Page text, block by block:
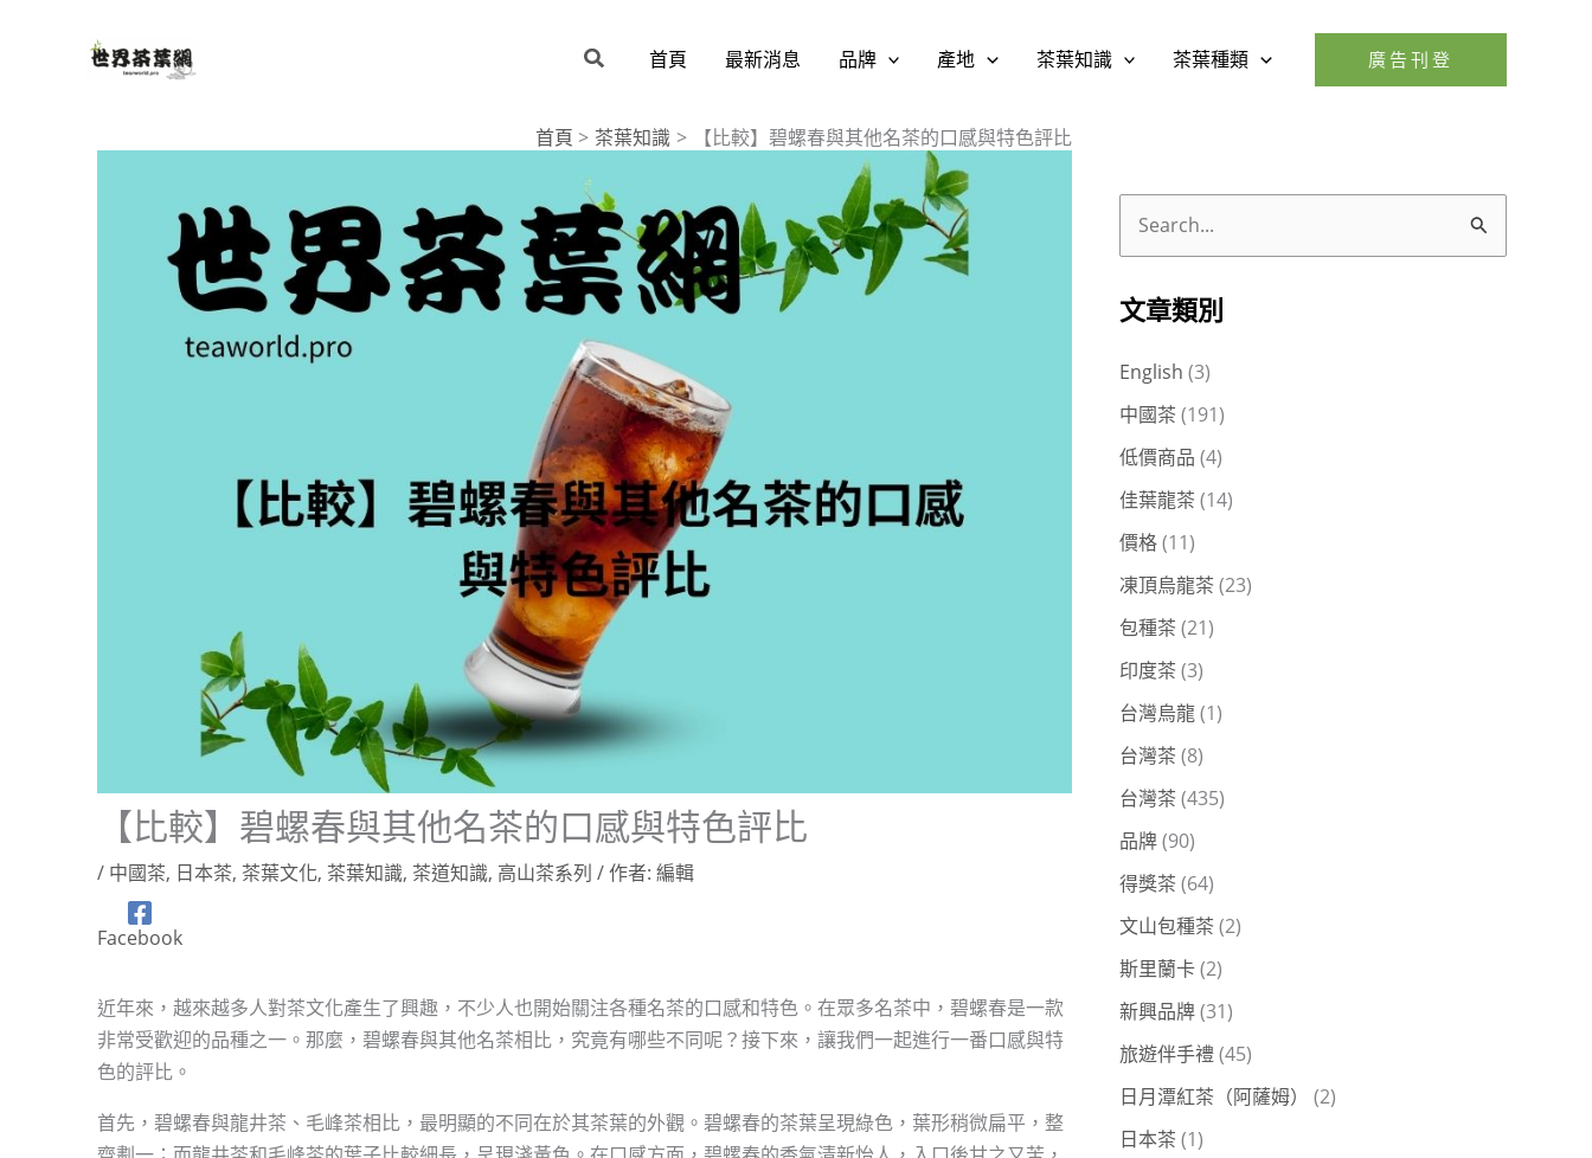
搜
首頁 最新消息 品牌 產地 茶葉知識 茶葉種類 廣告刊登
首頁 茶葉知識 【比較】碧螺春與其他名茶的口感與特色評比
【比較】碧螺春與其他名茶的口感與特色評比
/ 中國茶, 日本茶, 茶葉文化, 茶葉知識, 茶道知識, 高山茶系列 / 作者: 編輯
Facebook
近年來，越來越多人對茶文化產生了興趣，不少人也開始關注各種名茶的口感和特色。在眾多名茶中，碧螺春是一款
非常受歡迎的品種之一。那麼，碧螺春與其他名茶相比，究竟有哪些不同呢？接下來，讓我們一起進行一番口感與特
色的評比。
首先，碧螺春與龍井茶、毛峰茶相比，最明顯的不同在於其茶葉的外觀。碧螺春的茶葉呈現綠色，葉形稍微扁平，整
關
字
:
文章類別
English (3)
中國茶 (191)
低價商品 (4)
佳葉龍茶 (14)
價格(11)
凍頂烏龍茶 (23)
包種茶 (21)
印度茶 (3)
台灣烏龍(1)
台灣茶 (8)
台灣茶 (435)
品牌(90)
得獎茶 (64)
文山包種茶 (2)
斯里蘭卡(2)
新興品牌(31)
旅遊伴手禮(45)
日月潭紅茶（阿薩姆）
(2)
日本茶 (1)